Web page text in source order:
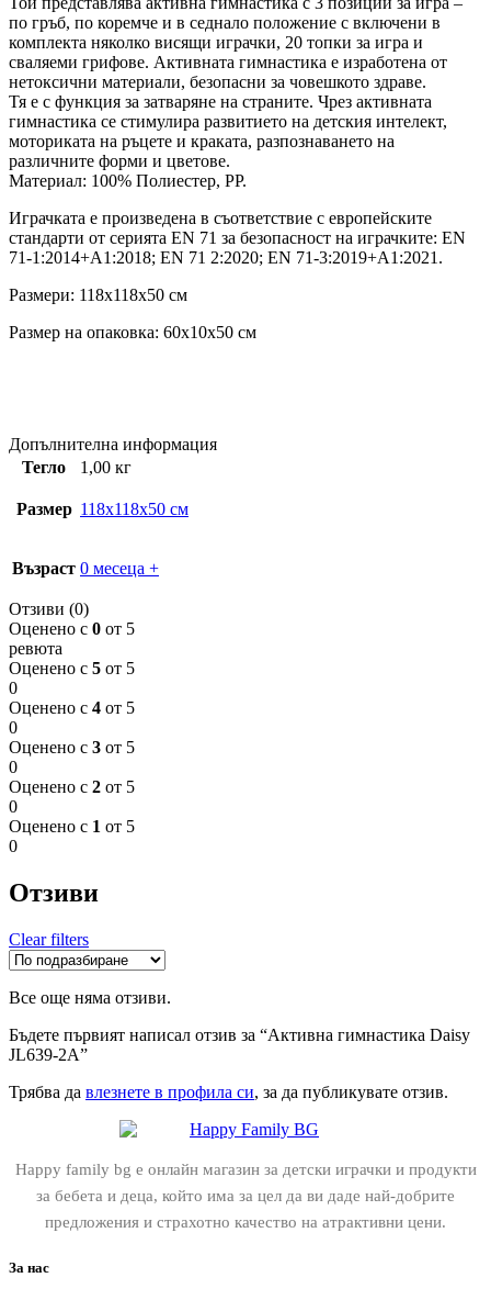
по гръб, по коремче и в седнало положение с включени в
комплекта няколко висящи играчки, 20 топки за игра и
сваляеми грифове. Активната гимнастика е изработена от
нетоксични материали, безопасни за човешкото здраве.
Тя е с функция за затваряне на страните. Чрез активната
гимнастика се стимулира развитието на детския интелект,
моториката на ръцете и краката, разпознаването на
различните форми и цветове.
Материал: 100% Полиестер, PP.
Играчката е произведена в съответствие с европейските
стандарти от серията EN 71 за безопасност на играчките: ЕN
71-1:2014+A1:2018; EN 71 2:2020; EN 71-3:2019+A1:2021.
Размери: 118x118x50 см
Размер на опаковка: 60x10x50 см
Допълнителна информация
Тегло
1,00 кг
Размер 118x118x50 см
Възраст 0 месеца +
Отзиви (0)
Оценено с 0 от 5
ревюта
Оценено с 5 от 5
0
Оценено с 4 от 5
0
Оценено с 3 от 5
0
Оценено с 2 от 5
0
Оценено с 1 от 5
0
Отзиви
Clear filters
Все още няма отзиви.
Бъдете първият написал отзив за “Активна гимнастика Daisy
JL639-2A”
Трябва да влезнете в профила си, за да публикувате отзив.
Happy family bg е онлайн магазин за детски играчки и продукти
за бебета и деца, който има за цел да ви даде най-добрите
предложения и страхотно качество на атрактивни цени.
За нас